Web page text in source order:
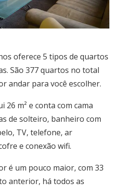
oferece 5 tipos de quartos
São 377 quartos no total
andar para você escolher.
26 m² e conta com cama
de solteiro, banheiro com
TV, telefone, ar
e conexão wifi.
é um pouco maior, com 33
anterior, há todos as